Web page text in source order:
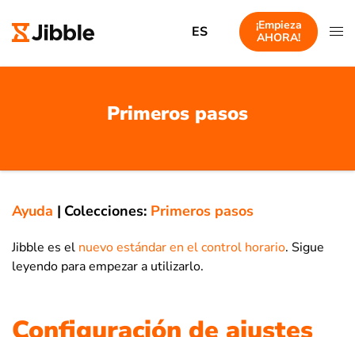
ES
¡Empieza
AHORA!
Primeros pasos
Ayuda | Colecciones: Primeros pasos
Jibble es el nuevo estándar en el control horario. Sigue
leyendo para empezar a utilizarlo.
Configuración de ajustes